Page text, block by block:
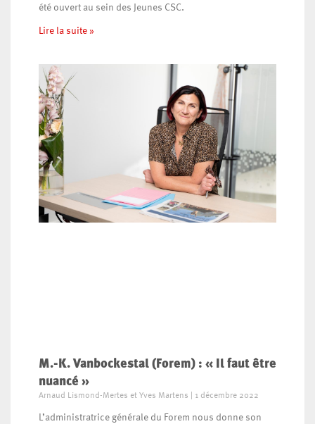
été ouvert au sein des Jeunes CSC.
Lire la suite »
M.-K. Vanbockestal (Forem) : « Il faut être
nuancé »
Arnaud Lismond-Mertes et Yves Martens 1 décembre 2022
L’administratrice générale du Forem nous donne son